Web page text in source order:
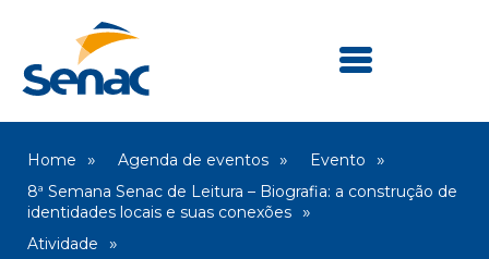
Home Agenda de eventos
Evento
8ª Semana Senac de Leitura – Biografia: a construção de
identidades locais e suas conexões
Atividade